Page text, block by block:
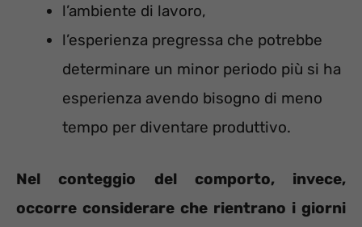
l’ambiente di lavoro,
l’esperienza pregressa che potrebbe
determinare un minor periodo più si ha
esperienza avendo bisogno di meno
tempo per diventare produttivo.
Nel conteggio del comporto, invece,
occorre considerare che rientrano i giorni